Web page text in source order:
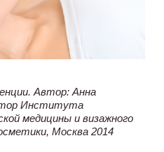
Автор: Анна
Института
медицины и визажного
Москва 2014